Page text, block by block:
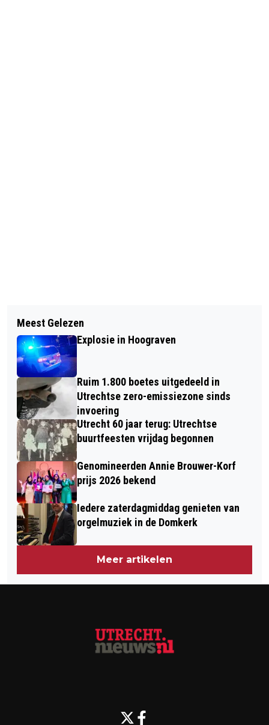
OPENBARE EXCUSES VAN USC VOOR
‘BANGALIJST’ GEPUBLICEERD
POLITIE ZOEKT DADERS DIEFSTAL
MET GEWELD OP DALTONLAAN
Meest Gelezen
Explosie in Hoograven
Ruim 1.800 boetes uitgedeeld in
Utrechtse zero-emissiezone sinds
invoering
Utrecht 60 jaar terug: Utrechtse
buurtfeesten vrijdag begonnen
Genomineerden Annie Brouwer-Korf
prijs 2026 bekend
Iedere zaterdagmiddag genieten van
orgelmuziek in de Domkerk
Meer artikelen